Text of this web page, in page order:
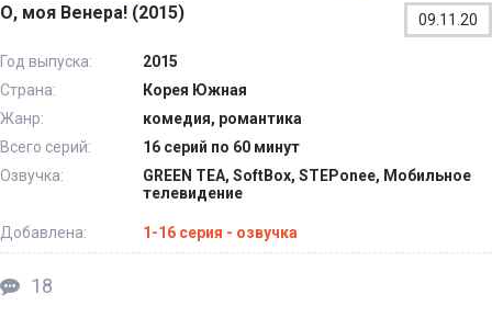
О, моя Венера! (2015) 09.11.20
Год выпуска:
2015
Страна:
Корея Южная
Жанр:
комедия, романтика
Всего серий:
16 серий по 60 минут
Озвучка:
GREEN TEA, SoftBox, STEPonee, Мобильное
телевидение
Добавлена: 1-16 серия - озвучка
18